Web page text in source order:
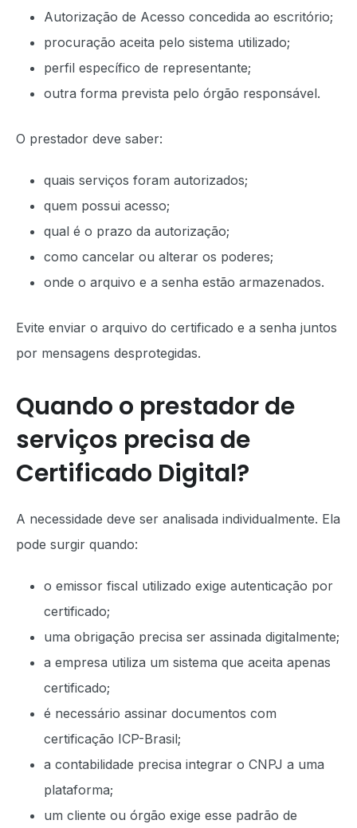
Autorização de Acesso concedida ao escritório;
procuração aceita pelo sistema utilizado;
perfil específico de representante;
outra forma prevista pelo órgão responsável.
O prestador deve saber:
quais serviços foram autorizados;
quem possui acesso;
qual é o prazo da autorização;
como cancelar ou alterar os poderes;
onde o arquivo e a senha estão armazenados.
Evite enviar o arquivo do certificado e a senha juntos
por mensagens desprotegidas.
Quando o prestador de
serviços precisa de
Certificado Digital?
A necessidade deve ser analisada individualmente. Ela
pode surgir quando:
o emissor fiscal utilizado exige autenticação por
certificado;
uma obrigação precisa ser assinada digitalmente;
a empresa utiliza um sistema que aceita apenas
certificado;
é necessário assinar documentos com
certificação ICP-Brasil;
a contabilidade precisa integrar o CNPJ a uma
plataforma;
um cliente ou órgão exige esse padrão de